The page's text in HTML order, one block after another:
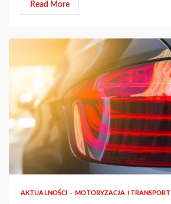
Read More
AKTUALNOŚCI MOTORYZACJA I TRANSPORT